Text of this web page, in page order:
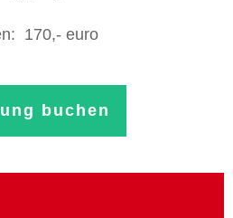
170,- euro
buchen